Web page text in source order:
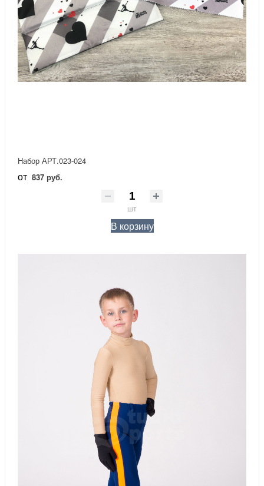
Набор АРТ.023-024
от 837 руб.
шт
В корзину